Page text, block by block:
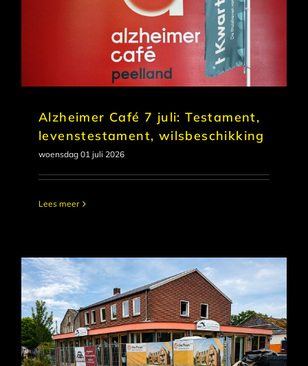
Alzheimer Café 7 juli: Testament,
levenstestament, wilsbeschikking
woensdag 01 juli 2026
Lees meer